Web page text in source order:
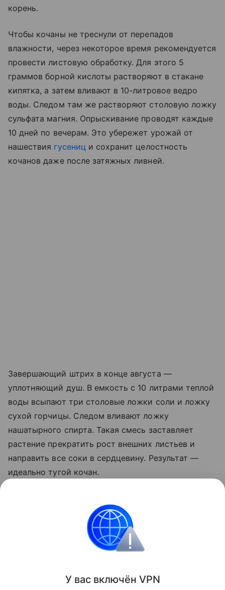
корень.
Чтобы кочаны не треснули от перепадов
влажности, через некоторое время рекомендуется
провести листовую обработку. Для этого 5
граммов борной кислоты растворяют в стакане
кипятка, а затем вливают в 10-литровое ведро
воды. Следом там же растворяют столовую ложку
сульфата магния. Опрыскивание проводят каждые
10 дней по вечерам. Это убережет урожай от
нашествия гусеници сохранит целостность
кочанов даже после затяжных ливней.
Завершающий штрих в конце августа —
уплотняющий душ. В емкость с 10 литрами теплой
воды всыпают три столовые ложки соли и ложку
сухой горчицы. Следом вливают ложку
нашатырного спирта. Такая смесь заставляет
растение прекратить рост внешних листьев и
направить все соки в сердцевину. Результат —
идеально тугой кочан.
следить за поливом культуры. В последний месяц
лета растению необходим умеренный полив.
У вас включён VPN